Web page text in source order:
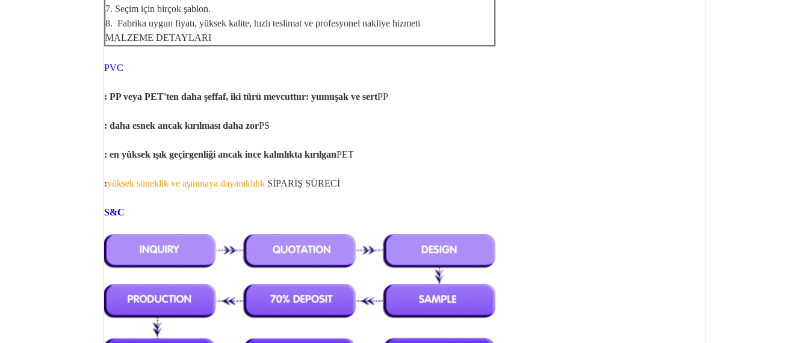
7. Seçim için birçok şablon.
8. Fabrika uygun fiyatı, yüksek kalite, hızlı teslimat ve profesyonel nakliye hizmeti
MALZEME DETAYLARI
PVC
: PP veya PET'ten daha şeffaf, iki türü mevcuttur: yumuşak ve sertPP
: daha esnek ancak kırılması daha zorPS
: en yüksek ışık geçirgenliği ancak ince kalınlıkta kırılganPET
:yüksek süneklik ve aşınmaya dayanıklılık SİPARİŞ SÜRECİ
S&C